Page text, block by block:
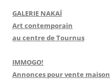
GALERIE NAKAÏ
Art contemporain
au centre de Tournus
IMMOGO!
Annonces pour vente maison